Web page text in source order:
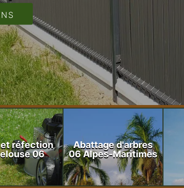
réfection
06
Abattage d'arbres
06 Alpes-Maritimes